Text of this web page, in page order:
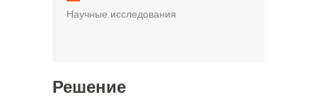
Научные исследования
Решение